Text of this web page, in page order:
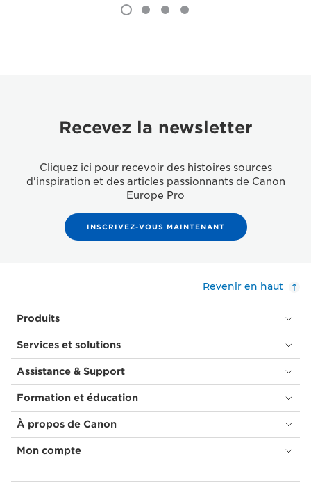
Recevez la newsletter
Cliquez ici pour recevoir des histoires sources
d'inspiration et des articles passionnants de Canon
Europe Pro
INSCRIVEZ-VOUS MAINTENANT
Revenir en haut
Produits
Services et solutions
Assistance & Support
Formation et éducation
À propos de Canon
Mon compte